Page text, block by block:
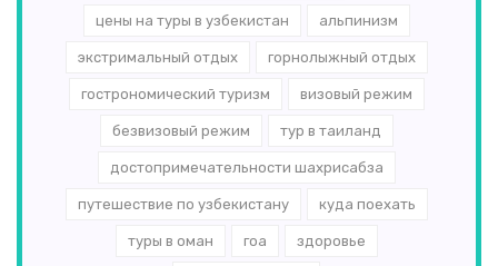
цены на туры в узбекистан альпинизм
экстримальный отдых горнолыжный отдых
гострономический туризм визовый режим
безвизовый режим тур в таиланд
достопримечательности шахрисабза
путешествие по узбекистану куда поехать
туры в оман гоа здоровье